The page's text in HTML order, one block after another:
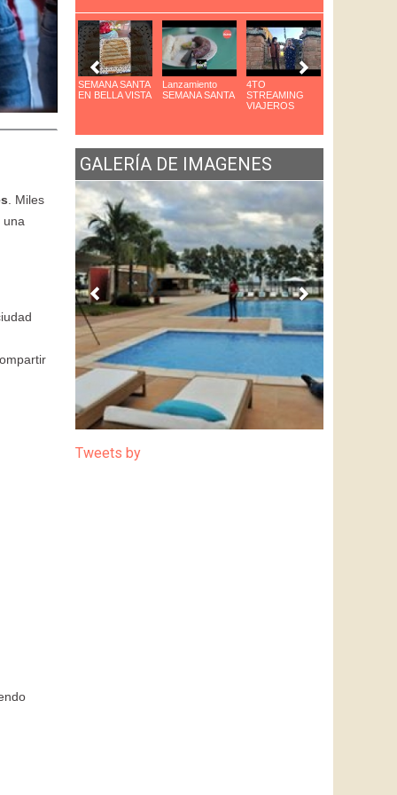
. Miles
una
das Aves
Foz
SEMANA SANTA
EN BELLA VISTA
Lanzamiento
SEMANA SANTA
4TO
STREAMING
VIAJEROS
GALERÍA DE IMAGENES
Tweets by